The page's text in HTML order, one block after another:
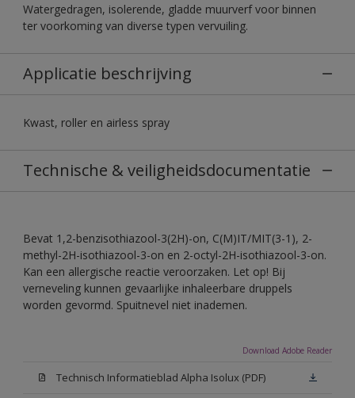
Watergedragen, isolerende, gladde muurverf voor binnen
ter voorkoming van diverse typen vervuiling.
Applicatie beschrijving
Kwast, roller en airless spray
Technische & veiligheidsdocumentatie
Bevat 1,2-benzisothiazool-3(2H)-on, C(M)IT/MIT(3-1), 2-
methyl-2H-isothiazool-3-on en 2-octyl-2H-isothiazool-3-on.
Kan een allergische reactie veroorzaken. Let op! Bij
verneveling kunnen gevaarlijke inhaleerbare druppels
worden gevormd. Spuitnevel niet inademen.
Download Adobe Reader
Technisch Informatieblad Alpha Isolux (PDF)